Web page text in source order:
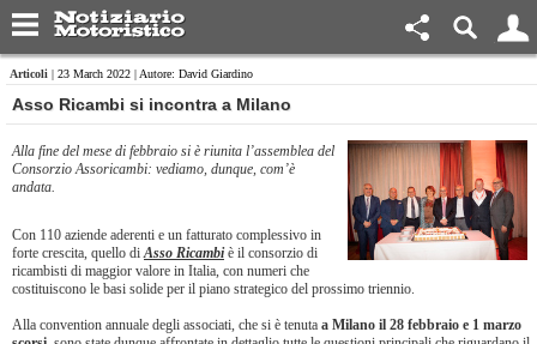
Articoli | 23 March 2022 | Autore: David Giardino
​Asso Ricambi si incontra a Milano
Alla fine del mese di febbraio si è riunita l’assemblea del
Consorzio Assoricambi: vediamo, dunque, com’è
andata.
Con 110 aziende aderenti e un fatturato complessivo in
forte crescita, quello diAsso Ricambiè il consorzio di
ricambisti di maggior valore in Italia, con numeri che
costituiscono le basi solide per il piano strategico del prossimo triennio.
Alla convention annuale degli associati, che si è tenuta a Milano il 28 febbraio e 1 marzo